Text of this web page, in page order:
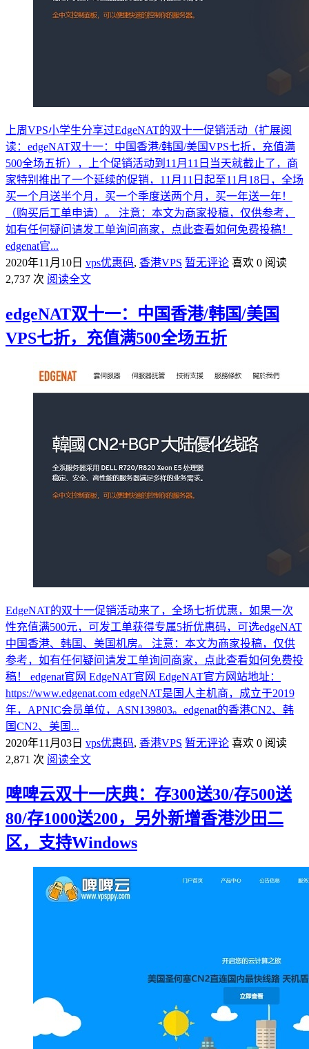
上周VPS小学生分享过EdgeNAT的双十一促销活动（扩展阅
读：edgeNAT双十一：中国香港/韩国/美国VPS七折，充值满
500全场五折），上个促销活动到11月11日当天就截止了，商
家特别推出了一个延续的促销，11月11日起至11月18日，全场
买一个月送半个月，买一个季度送两个月，买一年送一年！
（购买后工单申请）。 注意：本文为商家投稿，仅供参考，
如有任何疑问请发工单询问商家，点此查看如何免费投稿！
edgenat官...
2020年11月10日 vps优惠码, 香港VPS 暂无评论 喜欢 0 阅读
2,737 次 阅读全文
edgeNAT双十一：中国香港/韩国/美国
VPS七折，充值满500全场五折
EdgeNAT的双十一促销活动来了，全场七折优惠，如果一次
性充值满500元，可发工单获得专属5折优惠码，可选edgeNAT
中国香港、韩国、美国机房。 注意：本文为商家投稿，仅供
参考，如有任何疑问请发工单询问商家，点此查看如何免费投
稿！ edgenat官网 EdgeNAT官网 EdgeNAT官方网站地址：
https://www.edgenat.com edgeNAT是国人主机商，成立于2019
年，APNIC会员单位，ASN139803。edgenat的香港CN2、韩
国CN2、美国...
2020年11月03日 vps优惠码, 香港VPS 暂无评论 喜欢 0 阅读
2,871 次 阅读全文
啤啤云双十一庆典：存300送30/存500送
80/存1000送200，另外新增香港沙田二
区，支持Windows